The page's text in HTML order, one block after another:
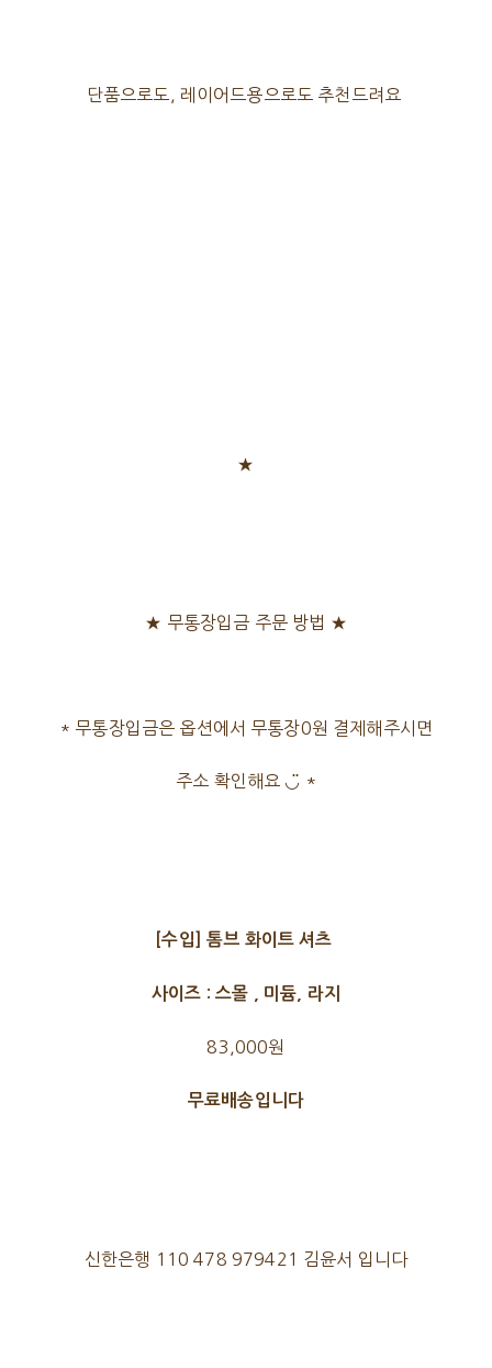
단품으로도, 레이어드용으로도 추천드려요
★
★ 무통장입금 주문 방법 ★
* 무통장입금은 옵션에서 무통장0원 결제해주시면
주소 확인해요 ◡̈ *
[수입] 톰브 화이트 셔츠
사이즈 : 스몰 , 미듐, 라지
83,000원
무료배송입니다
신한은행 110 478 979421 김윤서 입니다